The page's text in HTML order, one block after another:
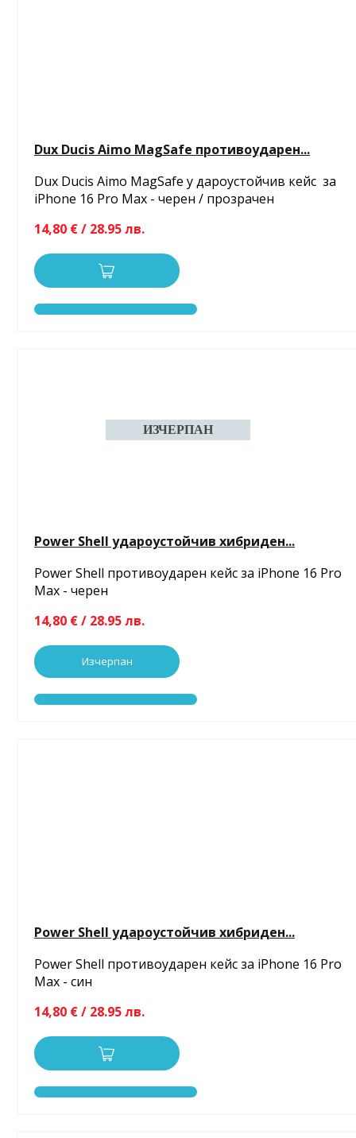
Dux Ducis Aimo MagSafe противоударен...
Dux Ducis Aimo MagSafe у дароустойчив кейс за
iPhone 16 Pro Max - черен / прозрачен
14,80 € / 28.95 лв.
Power Shell удароустойчив хибриден...
Power Shell противоударен кейс за iPhone 16 Pro
Max - черен
14,80 € / 28.95 лв.
Изчерпан
Power Shell удароустойчив хибриден...
Power Shell противоударен кейс за iPhone 16 Pro
Max - син
14,80 € / 28.95 лв.